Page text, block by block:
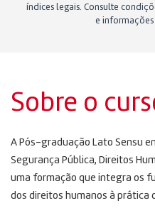
Sobre o
A Pós-graduação Lato Sensu
Segurança Pública, Direitos
uma formação que integra os
dos direitos humanos à prática
índices legais. Consulte
e informações